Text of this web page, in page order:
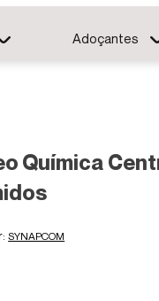
Adoçantes
Química
SYNAPCOM